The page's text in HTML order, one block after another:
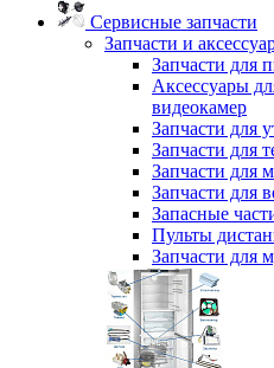
Сервисные запчасти
Запчасти и
Запчасти для
Аксессуары
видеокамер
Запчасти для
Запчасти для
Запчасти для
Запчасти для
Запасные
Пульты
Запчасти для